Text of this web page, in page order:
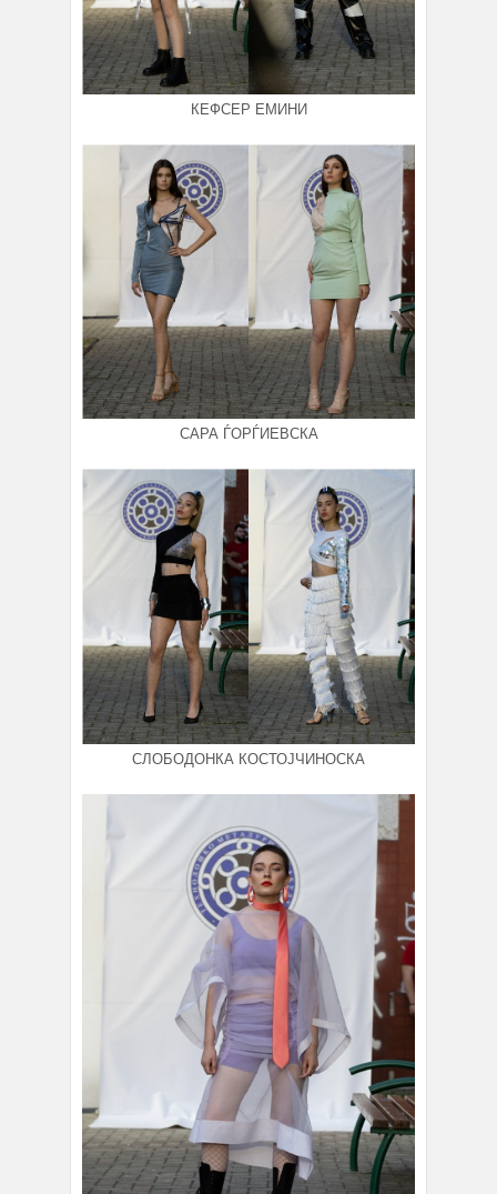
КЕФСЕР ЕМИНИ
САРА ЃОРЃИЕВСКА
СЛОБОДОНКА КОСТОЈЧИНОСКА